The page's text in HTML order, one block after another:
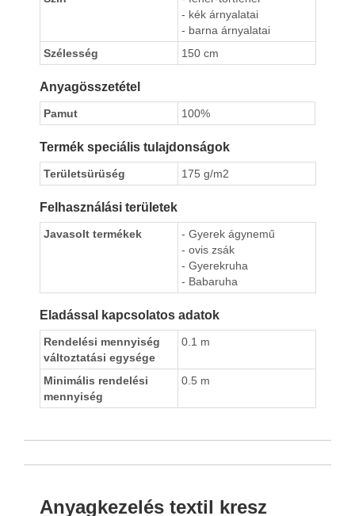
- kék árnyalatai
- barna árnyalatai
Szélesség
150 cm
Anyagösszetétel
Pamut 100%
Termék speciális tulajdonságok
Területsürüség 175 g/m2
Felhasználási területek
Javasolt termékek
- Gyerek ágynemű
- ovis zsák
- Gyerekruha
- Babaruha
Eladással kapcsolatos adatok
Rendelési mennyiség
változtatási egysége
0.1 m
Minimális rendelési
mennyiség
0.5 m
Anyagkezelés textil kresz